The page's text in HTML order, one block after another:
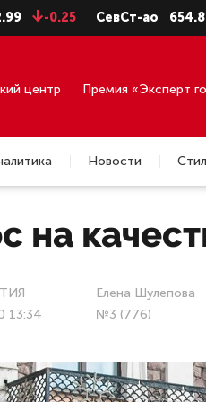
СевСт-ао 654.8 -1.4
центр Премия «Эксперт
Новости
на
13:34
Елена Шулепова
№3 (776)